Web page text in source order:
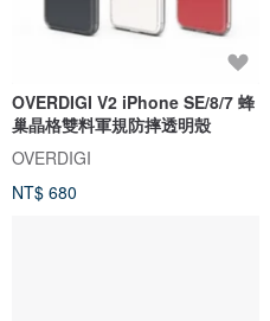
OVERDIGI V2 iPhone SE/8/7 蜂
巢晶格雙料軍規防摔透明殼
OVERDIGI
NT$ 680